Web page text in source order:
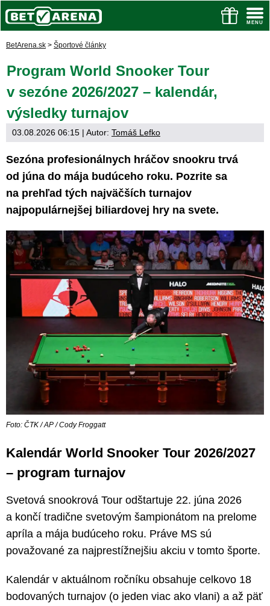
BetArena.sk > Športové články
Program World Snooker Tour
v sezóne 2026/2027 – kalendár,
výsledky turnajov
03.08.2026 06:15 | Autor: Tomáš Lefko
Sezóna profesionálnych hráčov snookru trvá
od júna do mája budúceho roku. Pozrite sa
na prehľad tých najväčších turnajov
najpopulárnejšej biliardovej hry na svete.
Foto: ČTK / AP / Cody Froggatt
Kalendár World Snooker Tour 2026/2027
– program turnajov
Svetová snookrová Tour odštartuje 22. júna 2026
a končí tradične svetovým šampionátom na prelome
apríla a mája budúceho roku. Práve MS sú
považované za najprestížnejšiu akciu v tomto športe.
Kalendár v aktuálnom ročníku obsahuje celkovo 18
bodovaných turnajov (o jeden viac ako vlani) a až päť